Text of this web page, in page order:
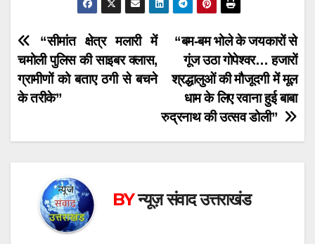
Post
navigation
“बम-बम भोले के जयकारों से
गूंज उठा गोपेश्वर… हजारों
श्रद्धालुओं की मौजूदगी में मूल
धाम के लिए रवाना हुई बाबा
रुद्रनाथ की उत्सव डोली”
“सीमांत क्षेत्र मलारी में
चमोली पुलिस की साइबर क्लास,
ग्रामीणों को बताए ठगी से बचने
के तरीके”
BYन्यूज़ संवाद उत्तराखंड